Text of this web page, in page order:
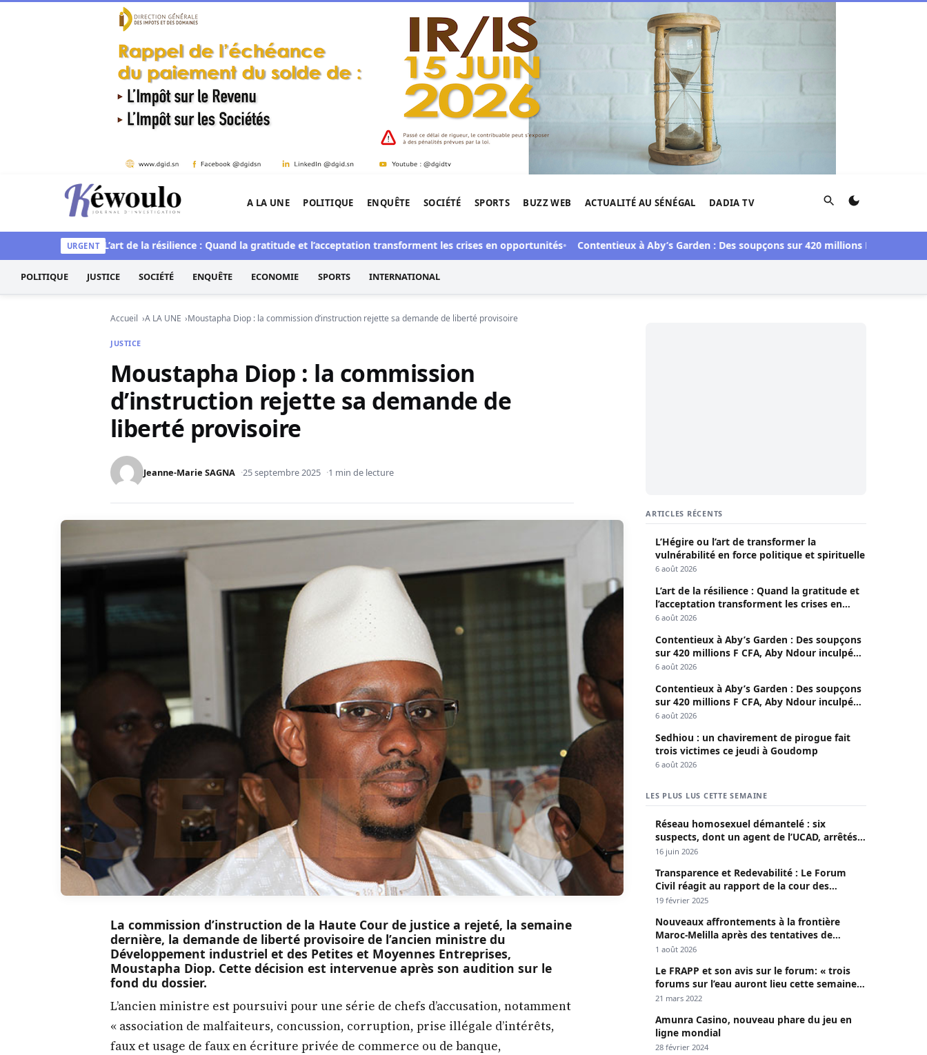
Aller au contenu
Kéwoulo, le premier site d'information et d'investigation de l'Afrique.
A LA UNE POLITIQUE ENQUÊTE SOCIÉTÉ SPORTS BUZZ WEB ACTUALITÉ AU SÉNÉGAL DADIA TV Rechercher
URGENT
L’art de la résilience : Quand la gratitude et l’acceptation transforment les crises en opportunités Contentieux à Aby’s Garden : Des soupçons sur 420 millions F CFA, Aby Ndour
POLITIQUE JUSTICE SOCIÉTÉ ENQUÊTE ECONOMIE SPORTS INTERNATIONAL
Accueil A LA UNE Moustapha Diop : la commission d’instruction rejette sa demande de liberté provisoire
JUSTICE
Moustapha Diop : la commission
d’instruction rejette sa demande de
liberté provisoire
Jeanne-Marie SAGNA 25 septembre 2025 1 min de lecture
La commission d’instruction de la Haute Cour de justice a rejeté, la semaine
dernière, la demande de liberté provisoire de l’ancien ministre du
Développement industriel et des Petites et Moyennes Entreprises,
Moustapha Diop. Cette décision est intervenue après son audition sur le
fond du dossier.
L’ancien ministre est poursuivi pour une série de chefs d’accusation, notamment
« association de malfaiteurs, concussion, corruption, prise illégale d’intérêts,
faux et usage de faux en écriture privée de commerce ou de banque,
ARTICLES RÉCENTS
L’Hégire ou l’art de transformer la
vulnérabilité en force politique et spirituelle
6 août 2026
L’art de la résilience : Quand la gratitude et
l’acceptation transforment les crises en
opportunités
6 août 2026
Contentieux à Aby’s Garden : Des soupçons
sur 420 millions F CFA, Aby Ndour inculpée
pour abus de biens sociaux
6 août 2026
Contentieux à Aby’s Garden : Des soupçons
sur 420 millions F CFA, Aby Ndour inculpée
pour abus de biens sociaux
6 août 2026
Sedhiou : un chavirement de pirogue fait
trois victimes ce jeudi à Goudomp
6 août 2026
LES PLUS LUS CETTE SEMAINE
Réseau homosexuel démantelé : six
suspects, dont un agent de l’UCAD, arrêtés à
Keur Massar ; l’un avoue avoir propagé le
16 juin 2026
Transparence et Redevabilité : Le Forum
Civil réagit au rapport de la cour des
comptes
19 février 2025
Nouveaux affrontements à la frontière
Maroc-Melilla après des tentatives de
passage
1 août 2026
Le FRAPP et son avis sur le forum: « trois
forums sur l’eau auront lieu cette semaine à
Dakar »
21 mars 2022
Amunra Casino, nouveau phare du jeu en
ligne mondial
28 février 2024